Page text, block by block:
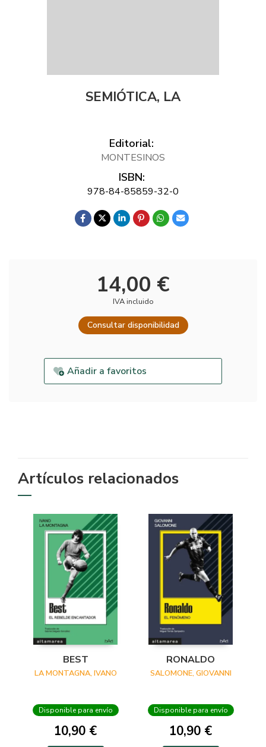
SEMIÓTICA, LA
Editorial:
MONTESINOS
ISBN:
978-84-85859-32-0
14,00 €
IVA incluido
Consultar disponibilidad
Añadir a favoritos
Artículos relacionados
BEST
LA MONTAGNA, IVANO
Disponible para envío
10,90 €
RONALDO
SALOMONE, GIOVANNI
Disponible para envío
10,90 €